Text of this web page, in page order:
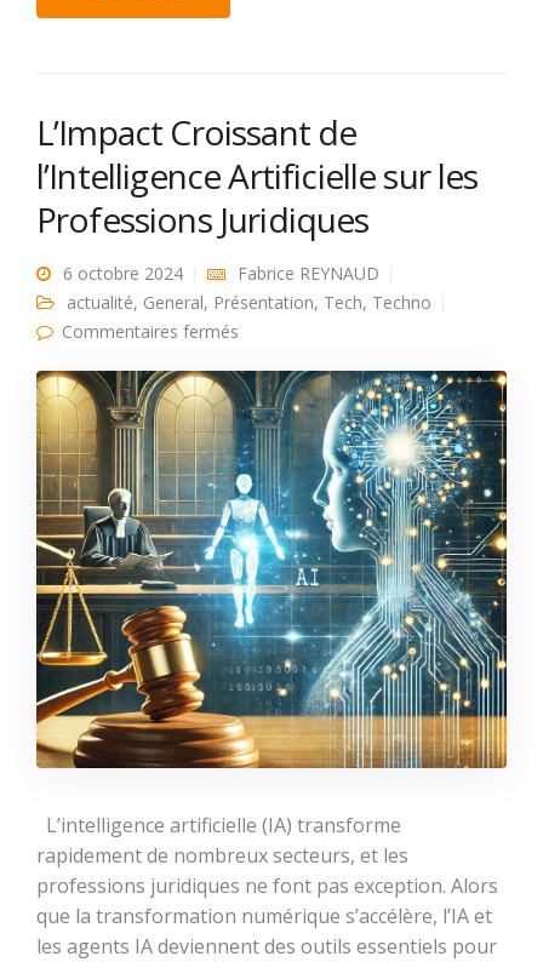
L’Impact Croissant de
l’Intelligence Artificielle sur les
Professions Juridiques
6 octobre 2024
Fabrice REYNAUD
actualité, General, Présentation, Tech, Techno
Commentaires fermés
L’intelligence artificielle (IA) transforme
rapidement de nombreux secteurs, et les
professions juridiques ne font pas exception. Alors
que la transformation numérique s’accélère, l’IA et
les agents IA deviennent des outils essentiels pour